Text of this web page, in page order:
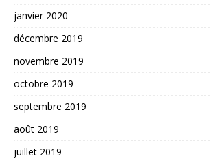
janvier 2020
décembre 2019
novembre 2019
octobre 2019
septembre 2019
août 2019
juillet 2019